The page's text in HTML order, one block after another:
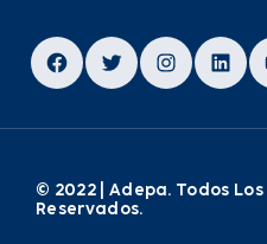
Facebook
Twitter
© 2022 | Adepa. Todos
Reservados.